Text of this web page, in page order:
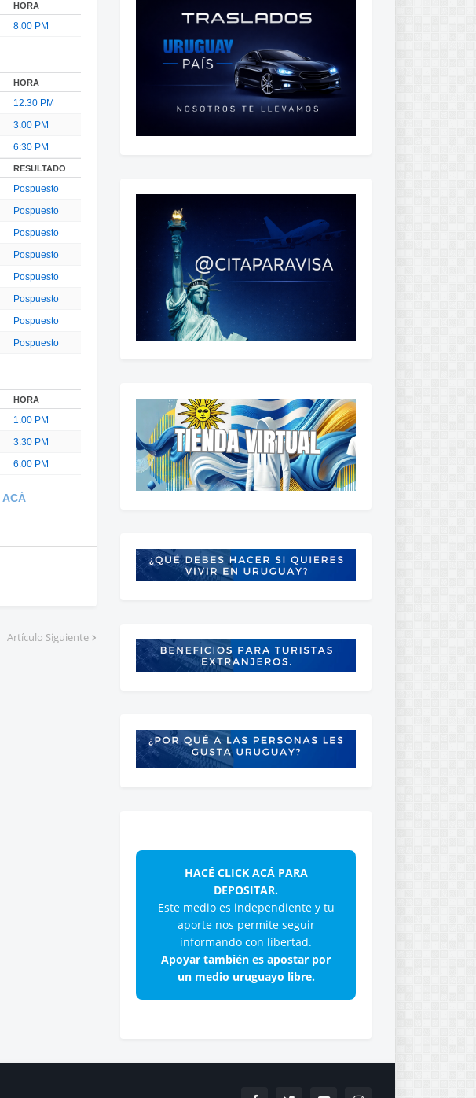
HORA
8:00 PM Estadio Centenario, Montevideo, Uruguay
HORA LOCATION
12:30 PM
Estadio Antonio Ubilla, Melo, Uruguay
3:00 PM
6:30 PM
RESULTADO
Pospuesto
Pospuesto Luis Franzini, Montevideo, Uruguay
Pospuesto Parque Capurro, Montevideo, Uruguay
Pospuesto Estadio del Parque Liebig's, Fray Bentos, Uruguay
Pospuesto Estadio Centenario, Montevideo, Uruguay
Pospuesto Gran Parque Central, Montevideo, Uruguay
Pospuesto Parque Saroldi, Montevideo, Uruguay
Pospuesto Parque Alfredo Victor Viera, Montevideo, Uruguay
HORA TV LOCATION
1:00 PM
Alberto Suppici, Colonia del Sacramento, Uruguay
3:30 PM
Estadio Municipal Parque Artigas, Las Piedras, Uruguay
6:00 PM Estadio Luis Tróccoli, Montevideo, Uruguay
ACÁ
Artículo Siguiente
HACÉ CLICK ACÁ PARA
DEPOSITAR.
Este medio es independiente y tu
aporte nos permite seguir
informando con libertad.
Apoyar también es apostar por
un medio uruguayo libre.